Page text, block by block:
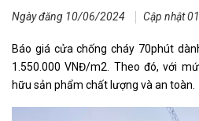
Ngày đăng 10/06/2024 Cập nhật
Báo giá cửa chống cháy 70phút
1.550.000 VNĐ/m2. Theo đó, với
hữu sản phẩm chất lượng và an toàn.